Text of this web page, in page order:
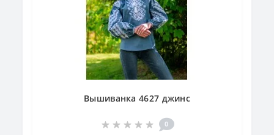
Вышиванка 4627 джинс
0